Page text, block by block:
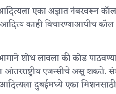
आदित्यला एका अज्ञात नंबरवरून
काही विचारण्याआधीच कॉल
शोध लावला की कोड
आंतरराष्ट्रीय एजन्सीचे असू शकते.
दुबईमध्ये एका